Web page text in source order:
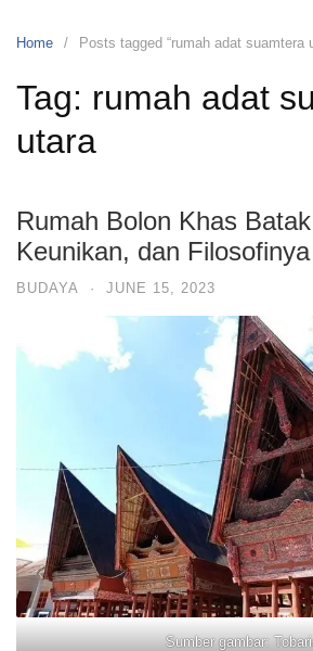
Home Posts tagged “rumah adat suamtera
Tag: rumah adat
utara
Rumah Bolon Khas
Keunikan, dan Filosofinya
BUDAYA · JUNE 15, 2023
Sumber gambar: